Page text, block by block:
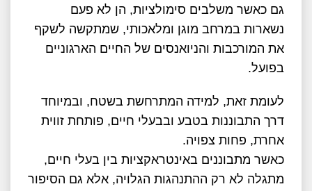
גם כאשר משלבים סימולציות, הן לא פעם
נשארות במרחב מוגן ומלאכותי, שמתקשה לשקף
את המורכבות והניואנסים של החיים הארגוניים
בפועל.
לעומת זאת, למידה המתרחשת בשטח, ובמיוחד
דרך התבוננות בטבע ובבעלי חיים, פותחת זווית
אחרת, פחות צפויה.
כאשר מתבוננים באינטראקציות בין בעלי חיים,
מתגלה לא רק ההתנהגות הגלויה, אלא גם הסיפור